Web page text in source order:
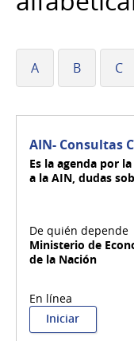
A B C
AIN- Consultas
Es la agenda por
a la AIN, dudas
Ministerio de
de la Nación
Iniciar:
AIN-